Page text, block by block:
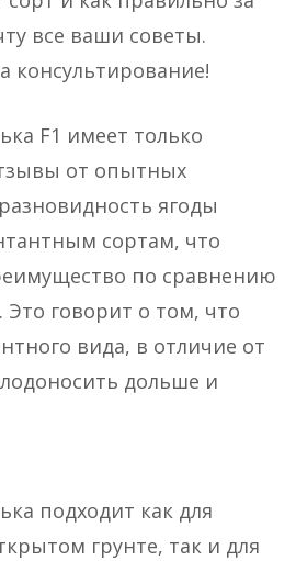
все ваши советы.
консультирование!
F1 имеет только
от опытных
ягоды
сортам, что
по сравнению
говорит о том, что
вида, в отличие от
дольше и
подходит как для
грунте, так и для